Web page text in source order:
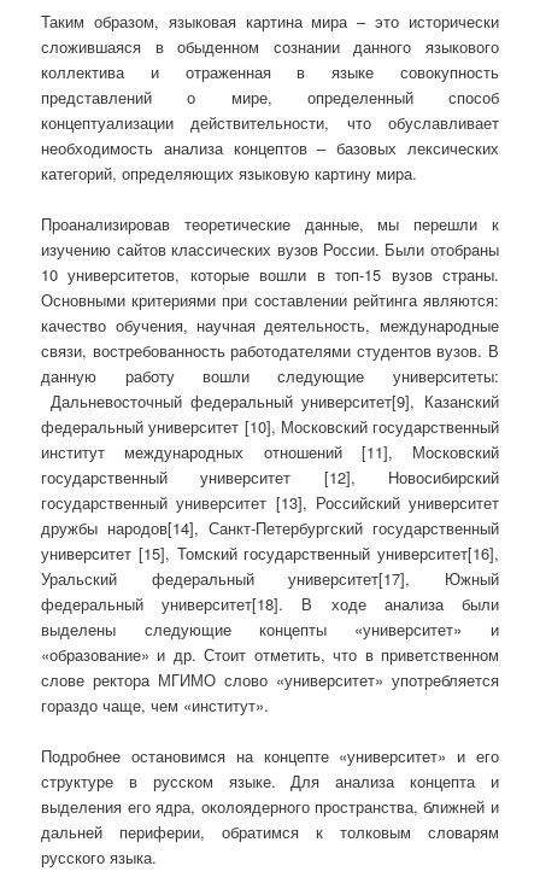
Таким образом, языковая картина мира – это исторически
сложившаяся в обыденном сознании данного языкового
коллектива и отраженная в языке совокупность
представлений о мире, определенный способ
концептуализации действительности, что обуславливает
необходимость анализа концептов – базовых лексических
категорий, определяющих языковую картину мира.
Проанализировав теоретические данные, мы перешли к
изучению сайтов классических вузов России. Были отобраны
10 университетов, которые вошли в топ-15 вузов страны.
Основными критериями при составлении рейтинга являются:
качество обучения, научная деятельность, международные
связи, востребованность работодателями студентов вузов. В
данную работу вошли следующие университеты:
Дальневосточный федеральный университет[9], Казанский
федеральный университет [10], Московский государственный
институт международных отношений [11], Московский
государственный университет [12], Новосибирский
государственный университет [13], Российский университет
дружбы народов[14], Санкт-Петербургский государственный
университет [15], Томский государственный университет[16],
Уральский федеральный университет[17], Южный
федеральный университет[18]. В ходе анализа были
выделены следующие концепты «университет» и
«образование» и др. Стоит отметить, что в приветственном
слове ректора МГИМО слово «университет» употребляется
гораздо чаще, чем «институт».
Подробнее остановимся на концепте «университет» и его
структуре в русском языке. Для анализа концепта и
выделения его ядра, околоядерного пространства, ближней и
дальней периферии, обратимся к толковым словарям
русского языка.